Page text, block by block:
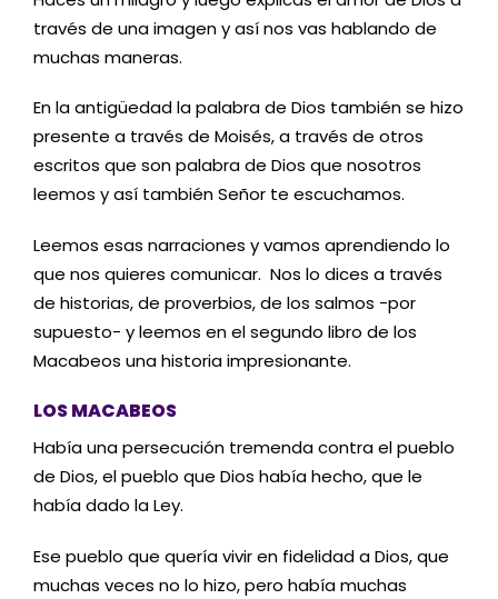
través de una imagen y así nos vas hablando de
muchas maneras.
En la antigüedad la palabra de Dios también se hizo
presente a través de Moisés, a través de otros
escritos que son palabra de Dios que nosotros
leemos y así también Señor te escuchamos.
Leemos esas narraciones y vamos aprendiendo lo
que nos quieres comunicar. Nos lo dices a través
de historias, de proverbios, de los salmos -por
supuesto- y leemos en el segundo libro de los
Macabeos una historia impresionante.
LOS MACABEOS
Había una persecución tremenda contra el pueblo
de Dios, el pueblo que Dios había hecho, que le
había dado la Ley.
Ese pueblo que quería vivir en fidelidad a Dios, que
muchas veces no lo hizo, pero había muchas